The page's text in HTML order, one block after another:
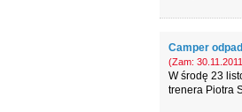
Camper
(Zam:
W środę 23
trenera Piotra